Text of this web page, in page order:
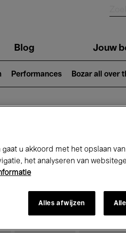
Blog Jouw
Performances Bozar all over
u akkoord met het opslaan
het analyseren van
Alles afwijzen